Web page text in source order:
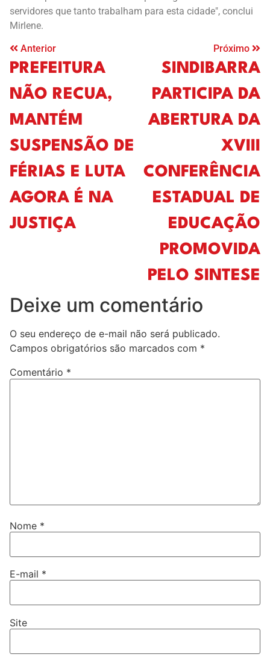
servidores que tanto trabalham para esta cidade", conclui
Mirlene.
Anterior
PREFEITURA
NÃO RECUA,
MANTÉM
SUSPENSÃO DE
FÉRIAS E LUTA
AGORA É NA
JUSTIÇA
Próximo
SINDIBARRA
PARTICIPA DA
ABERTURA DA
XVIII
CONFERÊNCIA
ESTADUAL DE
EDUCAÇÃO
PROMOVIDA
PELO SINTESE
Deixe um comentário
O seu endereço de e-mail não será publicado.
Campos obrigatórios são marcados com *
Comentário *
Nome *
E-mail *
Site